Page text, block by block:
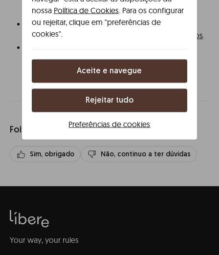
informações aqui.
Se precisares de guardar a tua bagagem antes da
hora do check-in, consulta a nossa oferta de
cacifos
melhores opções deestacionamentodisponíveis
para cada um dos nossos ativos.
Foi útil?
Sim, obrigado Não, continuo a ter dúvidas
Your way, your rules
nossa Política de Cookies. Para os configurar
ou rejeitar, clique em "preferências de
cookies".
Aceite e navegue
Rejeitar tudo
Preferências de cookies